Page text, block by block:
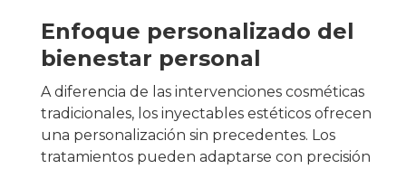
Enfoque personalizado del
bienestar personal
A diferencia de las intervenciones cosméticas
tradicionales, los inyectables estéticos ofrecen
una personalización sin precedentes. Los
tratamientos pueden adaptarse con precisión